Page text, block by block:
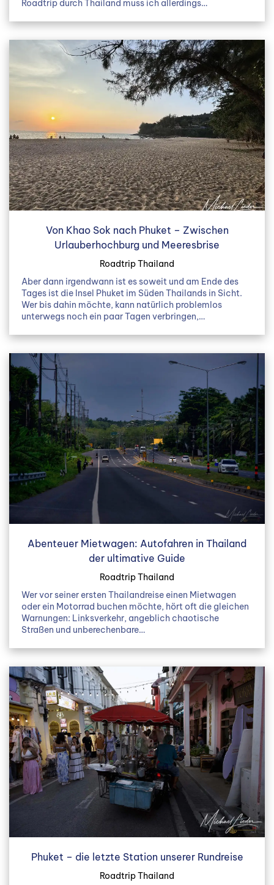
Roadtrip durch Thailand muss ich allerdings…
Von Khao Sok nach Phuket – Zwischen
Urlauberhochburg und Meeresbrise
Roadtrip Thailand
Aber dann irgendwann ist es soweit und am Ende des
Tages ist die Insel Phuket im Süden Thailands in Sicht.
Wer bis dahin möchte, kann natürlich problemlos
unterwegs noch ein paar Tagen verbringen,…
Abenteuer Mietwagen: Autofahren in Thailand
der ultimative Guide
Roadtrip Thailand
Wer vor seiner ersten Thailandreise einen Mietwagen
oder ein Motorrad buchen möchte, hört oft die gleichen
Warnungen: Linksverkehr, angeblich chaotische
Straßen und unberechenbare…
Phuket – die letzte Station unserer Rundreise
Roadtrip Thailand